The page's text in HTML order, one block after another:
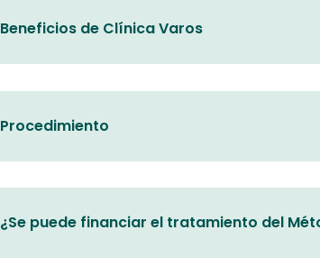
Beneficios de Clínica Varos
Procedimiento
¿Se puede financiar el tratamiento del